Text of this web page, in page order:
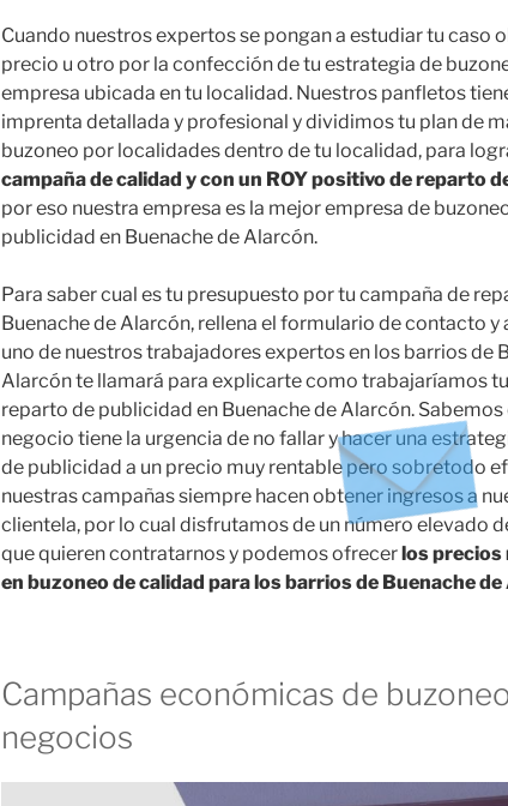
Cuando nuestros expertos se pongan a estudiar tu caso
precio u otro por la confección de tu estrategia de
empresa ubicada en tu localidad. Nuestros panfletos
imprenta detallada y profesional y dividimos tu plan de
buzoneo por localidades dentro de tu localidad, para
campaña de calidad y con un ROY positivo de reparto
por eso nuestra empresa es la mejor empresa de
publicidad en Buenache de Alarcón.
Para saber cual es tu presupuesto por tu campaña de
Buenache de Alarcón, rellena el formulario de contacto y
uno de nuestros trabajadores expertos en los barrios de
Alarcón te llamará para explicarte como trabajaríamos
reparto de publicidad en Buenache de Alarcón. Sabemos
negocio tiene la urgencia de no fallar y hacer una
de publicidad a un precio muy rentable pero sobretodo
nuestras campañas siempre hacen obtener ingresos a
clientela, por lo cual disfrutamos de un número elevado
que quieren contratarnos y podemos ofrecerlos precios
en buzoneo de calidad para los barrios de Buenache
Campañas económicas de
negocios